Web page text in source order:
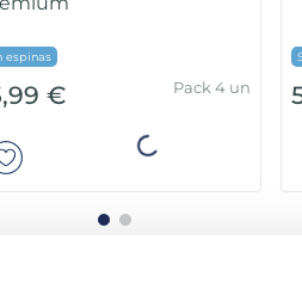
espinas
€ Pack 4 un